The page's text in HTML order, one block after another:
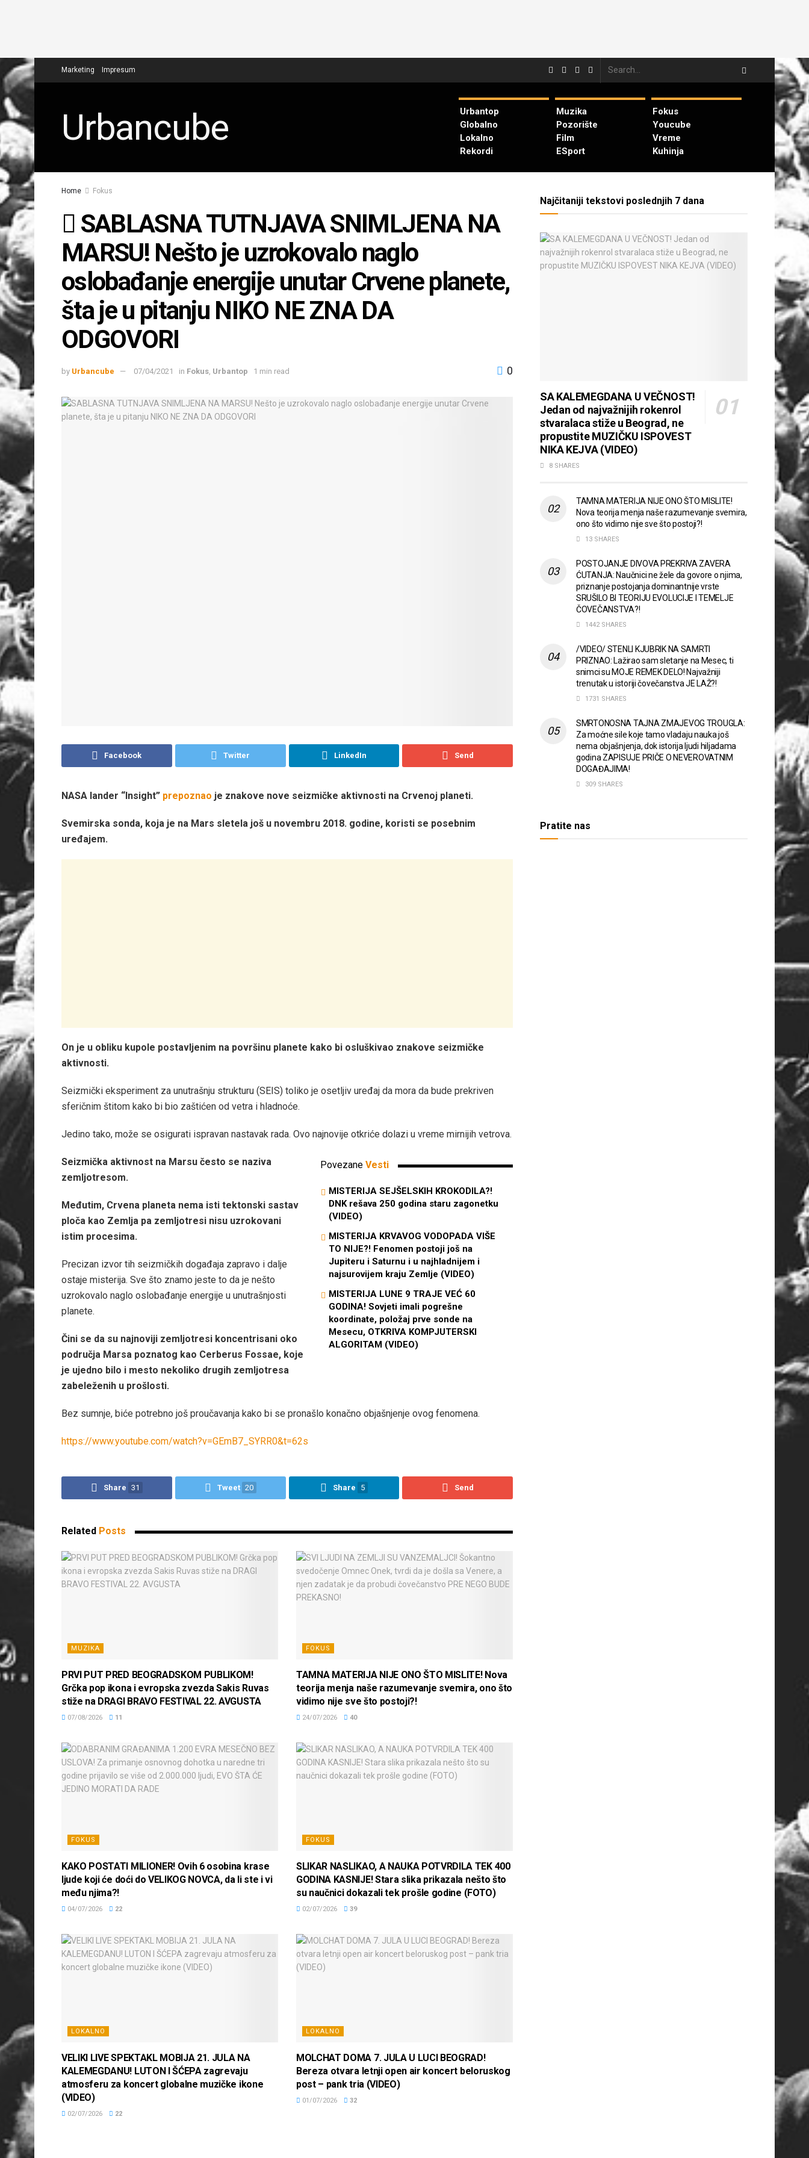
Marketing Impresum
Urbancube
Urbantop
Globalno
Lokalno
Rekordi
Muzika
Pozorište
Film
ESport
Fokus
Youcube
Vreme
Kuhinja
Home Fokus
SABLASNA TUTNJAVA SNIMLJENA NA
MARSU! Nešto je uzrokovalo naglo
oslobađanje energije unutar Crvene planete,
šta je u pitanju NIKO NE ZNA DA
ODGOVORI
by Urbancube 07/04/2021 in Fokus Urbantop 1 min read 0
Facebook Twitter LinkedIn Send
NASA lander “Insight” prepoznao je znakove nove seizmičke aktivnosti na Crvenoj planeti.
Svemirska sonda, koja je na Mars sletela još u novembru 2018. godine, koristi se posebnim
uređajem.
On je u obliku kupole postavljenim na površinu planete kako bi osluškivao znakove seizmičke
aktivnosti.
Seizmički eksperiment za unutrašnju strukturu (SEIS) toliko je osetljiv uređaj da mora da bude prekriven
sferičnim štitom kako bi bio zaštićen od vetra i hladnoće.
Jedino tako, može se osigurati ispravan nastavak rada. Ovo najnovije otkriće dolazi u vreme mirnijih vetrova.
Povezane Vesti
MISTERIJA SEJŠELSKIH KROKODILA?!
DNK rešava 250 godina staru zagonetku
(VIDEO)
MISTERIJA KRVAVOG VODOPADA VIŠE
TO NIJE?! Fenomen postoji još na
Jupiteru i Saturnu i u najhladnijem i
najsurovijem kraju Zemlje (VIDEO)
MISTERIJA LUNE 9 TRAJE VEĆ 60
GODINA! Sovjeti imali pogrešne
koordinate, položaj prve sonde na
Mesecu, OTKRIVA KOMPJUTERSKI
ALGORITAM (VIDEO)
Seizmička aktivnost na Marsu često se naziva
zemljotresom.
Međutim, Crvena planeta nema isti tektonski sastav
ploča kao Zemlja pa zemljotresi nisu uzrokovani
istim procesima.
Precizan izvor tih seizmičkih događaja zapravo i dalje
ostaje misterija. Sve što znamo jeste to da je nešto
uzrokovalo naglo oslobađanje energije u unutrašnjosti
planete.
Čini se da su najnoviji zemljotresi koncentrisani oko
područja Marsa poznatog kao Cerberus Fossae, koje
je ujedno bilo i mesto nekoliko drugih zemljotresa
zabeleženih u prošlosti.
Bez sumnje, biće potrebno još proučavanja kako bi se pronašlo konačno objašnjenje ovog fenomena.
https://www.youtube.com/watch?v=GEmB7_SYRR0&t=62s
Share 31 Tweet 20 Share 5 Send
Related Posts
MUZIKA
PRVI PUT PRED BEOGRADSKOM PUBLIKOM!
Grčka pop ikona i evropska zvezda Sakis Ruvas
stiže na DRAGI BRAVO FESTIVAL 22. AVGUSTA
07/08/2026 11
FOKUS
TAMNA MATERIJA NIJE ONO ŠTO MISLITE! Nova
teorija menja naše razumevanje svemira, ono što
vidimo nije sve što postoji?!
24/07/2026 40
FOKUS
KAKO POSTATI MILIONER! Ovih 6 osobina krase
ljude koji će doći do VELIKOG NOVCA, da li ste i vi
među njima?!
04/07/2026 22
FOKUS
SLIKAR NASLIKAO, A NAUKA POTVRDILA TEK 400
GODINA KASNIJE! Stara slika prikazala nešto što
su naučnici dokazali tek prošle godine (FOTO)
02/07/2026 39
LOKALNO
VELIKI LIVE SPEKTAKL MOBIJA 21. JULA NA
KALEMEGDANU! LUTON I ŠĆEPA zagrevaju
atmosferu za koncert globalne muzičke ikone
(VIDEO)
02/07/2026 22
LOKALNO
MOLCHAT DOMA 7. JULA U LUCI BEOGRAD!
Bereza otvara letnji open air koncert beloruskog
post – pank tria (VIDEO)
01/07/2026 32
Najčitaniji tekstovi poslednjih 7 dana
SA KALEMEGDANA U VEČNOST!
Jedan od najvažnijih rokenrol
stvaralaca stiže u Beograd, ne
propustite MUZIČKU ISPOVEST
NIKA KEJVA (VIDEO)
8 SHARES
TAMNA MATERIJA NIJE ONO ŠTO MISLITE!
Nova teorija menja naše razumevanje svemira,
ono što vidimo nije sve što postoji?!
13 SHARES
POSTOJANJE DIVOVA PREKRIVA ZAVERA
ĆUTANJA: Naučnici ne žele da govore o njima,
priznanje postojanja dominantnije vrste
SRUŠILO BI TEORIJU EVOLUCIJE I TEMELJE
ČOVEČANSTVA?!
1442 SHARES
/VIDEO/ STENLI KJUBRIK NA SAMRTI
PRIZNAO: Lažirao sam sletanje na Mesec, ti
snimci su MOJE REMEK DELO! Najvažniji
trenutak u istoriji čovečanstva JE LAŽ?!
1731 SHARES
SMRTONOSNA TAJNA ZMAJEVOG TROUGLA:
Za moćne sile koje tamo vladaju nauka još
nema objašnjenja, dok istorija ljudi hiljadama
godina ZAPISUJE PRIČE O NEVEROVATNIM
DOGAĐAJIMA!
309 SHARES
Pratite nas